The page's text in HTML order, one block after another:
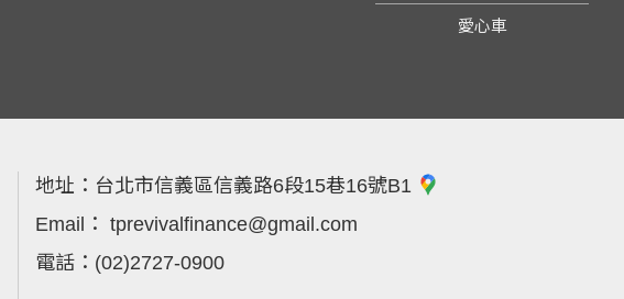
愛心車
地址： 台北市信義區信義路6段15巷16號B1
Email： tprevivalfinance@gmail.com
電話： (02)2727-0900